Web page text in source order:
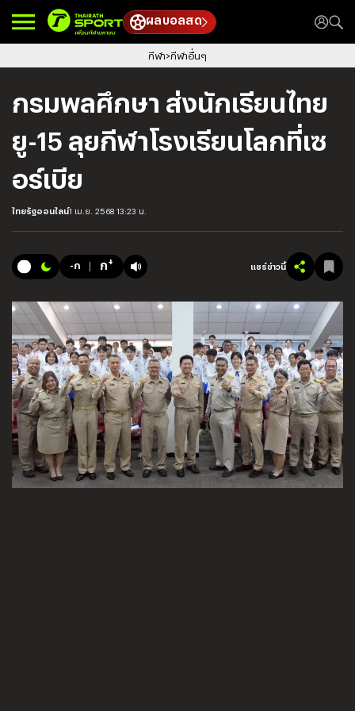
ผลบอลสด
กีฬา กีฬาอื่นๆ
กรมพลศึกษา ส่งนักเรียนไทย
ยู-15 ลุยกีฬาโรงเรียนโลกที่เซ
อร์เบีย
ไทยรัฐออนไลน์1 เม.ย. 2568 13:23 น.
-ก ก+ แชร์ข่าวนี้